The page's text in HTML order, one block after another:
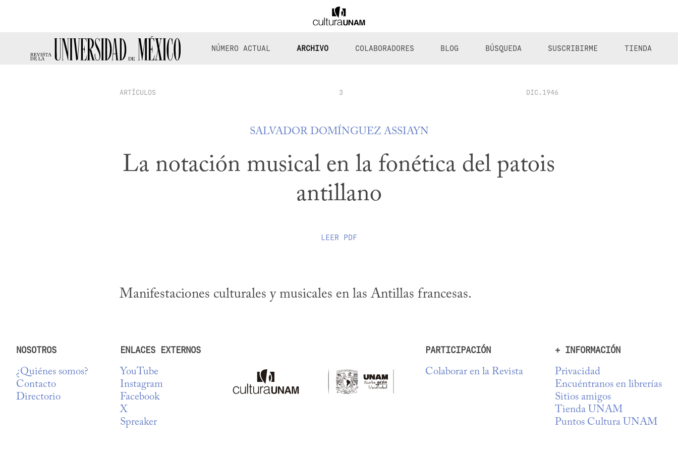
NÚMERO ACTUAL ARCHIVO COLABORADORES BLOG BÚSQUEDA SUSCRIBIRME TIENDA
ARTÍCULOS 3 DIC.1946
SALVADOR DOMÍNGUEZ ASSIAYN
La notación musical en la fonética del patois
antillano
LEER PDF
Manifestaciones culturales y musicales en las Antillas francesas.
NOSOTROS
¿Quiénes somos?
Contacto
Directorio
ENLACES EXTERNOS
YouTube
Instagram
Facebook
X
Spreaker
PARTICIPACIÓN
Colaborar en la Revista
+ INFORMACIÓN
Privacidad
Encuéntranos en librerías
Sitios amigos
Tienda UNAM
Puntos Cultura UNAM